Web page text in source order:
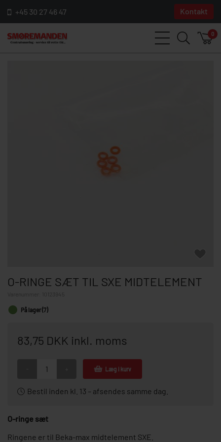
+45 30 27 46 47 Kontakt
0
O-RINGE SÆT TIL SXE MIDTELEMENT
10123945
På lager (7)
83,75 DKK inkl. moms
Læg i kurv
Bestil inden kl. 13 – afsendes samme dag.
O-ringe sæt
Ringene er til Beka-max midtelement SXE.